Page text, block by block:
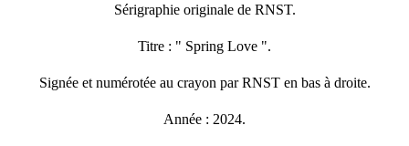
Sérigraphie originale de RNST.
Titre : " Spring Love ".
Signée et numérotée au crayon par RNST en bas à droite.
Année : 2024.